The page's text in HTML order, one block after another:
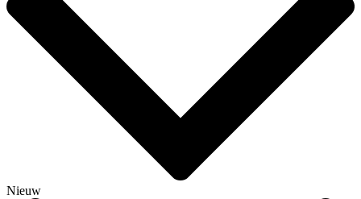
Nieuw